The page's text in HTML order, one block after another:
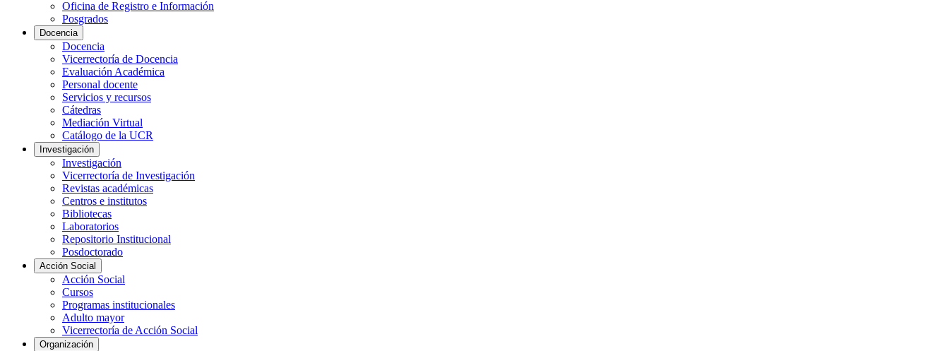
Oficina de Registro e Información
Posgrados
Docencia
Docencia
Vicerrectoría de Docencia
Evaluación Académica
Personal docente
Servicios y recursos
Cátedras
Mediación Virtual
Catálogo de la UCR
Investigación
Investigación
Vicerrectoría de Investigación
Revistas académicas
Centros e institutos
Bibliotecas
Laboratorios
Repositorio Institucional
Posdoctorado
Acción Social
Acción Social
Cursos
Programas institucionales
Adulto mayor
Vicerrectoría de Acción Social
Organización